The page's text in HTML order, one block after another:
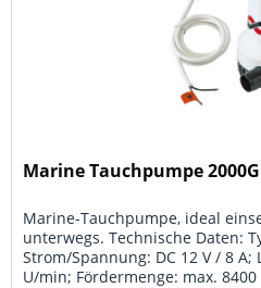
Marine Tauchpumpe
Marine-Tauchpumpe, ideal
unterwegs. Technische Daten:
Strom/Spannung: DC 12 V / 8
U/min; Fördermenge: max.